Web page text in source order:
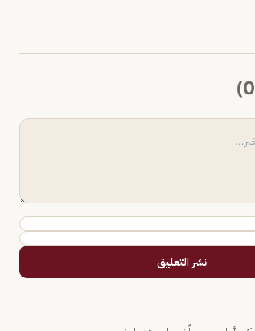
0
)
نشر التعليق